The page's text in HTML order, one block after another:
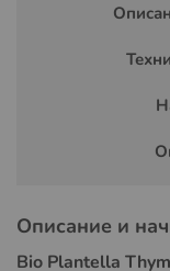
Описание и
Bio Plantella